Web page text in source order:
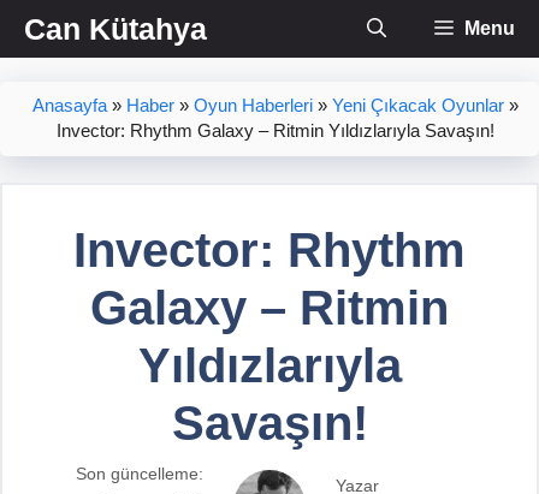
İçeriğe
atlaCan Kütahya Menu
Anasayfa » Haber » Oyun Haberleri » Yeni Çıkacak Oyunlar »
Invector: Rhythm Galaxy – Ritmin Yıldızlarıyla Savaşın!
Invector: Rhythm
Galaxy – Ritmin
Yıldızlarıyla
Savaşın!
Son güncelleme:
Yazar